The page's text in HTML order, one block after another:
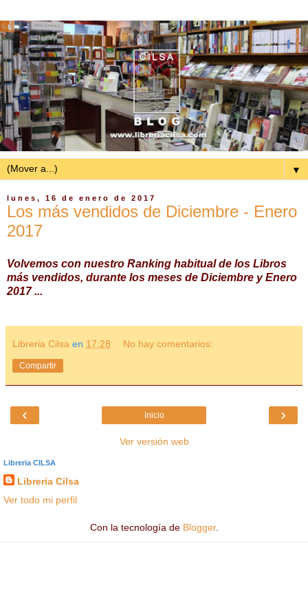
▼
lunes, 16 de enero de 2017
Los más vendidos de Diciembre - Enero
2017
Volvemos con nuestro Ranking habitual de los Libros
más vendidos, durante los meses de Diciembre y Enero
2017 ...
Libreria Cilsa en 17:28 No hay comentarios:
Compartir
‹ ›
Inicio
Ver versión web
Libreria CILSA
Libreria Cilsa
Ver todo mi perfil
Con la tecnología de Blogger.